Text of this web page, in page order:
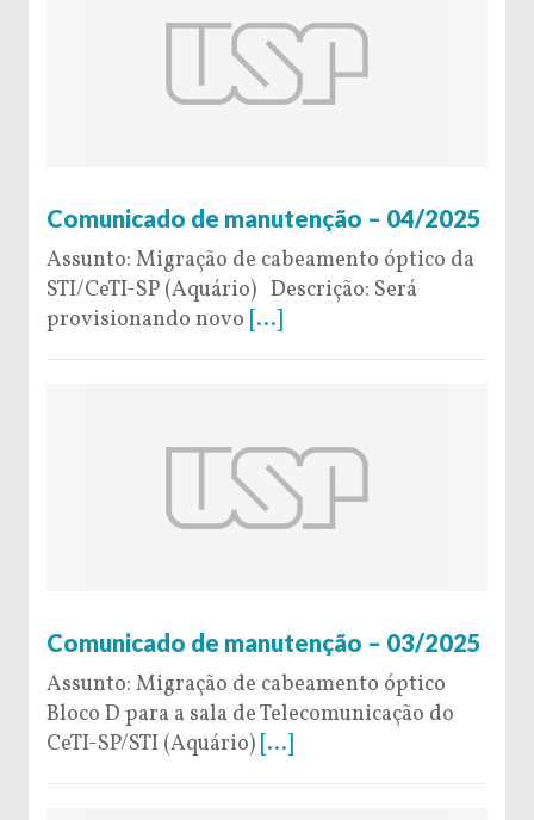
Comunicado de manutenção – 04/2025
Assunto: Migração de cabeamento óptico da
STI/CeTI-SP (Aquário) Descrição: Será
provisionando novo [...]
Comunicado de manutenção – 03/2025
Assunto: Migração de cabeamento óptico
Bloco D para a sala de Telecomunicação do
CeTI-SP/STI (Aquário) [...]